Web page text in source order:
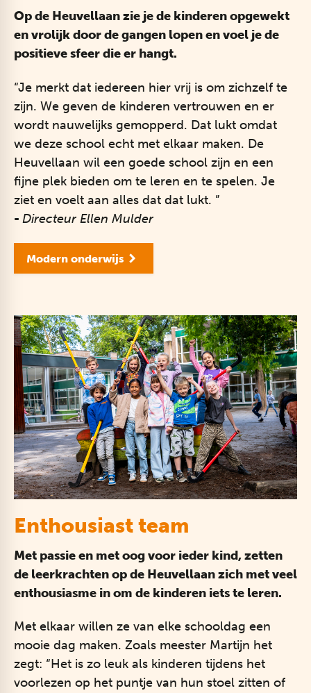
Op de Heuvellaan zie je de kinderen opgewekt
en vrolijk door de gangen lopen en voel je de
positieve sfeer die er hangt.
“Je merkt dat iedereen hier vrij is om zichzelf te
zijn. We geven de kinderen vertrouwen en er
wordt nauwelijks gemopperd. Dat lukt omdat
we deze school echt met elkaar maken. De
Heuvellaan wil een goede school zijn en een
fijne plek bieden om te leren en te spelen. Je
ziet en voelt aan alles dat dat lukt. ”
​- Directeur Ellen Mulder
Modern onderwijs
Enthousiast team
Met passie en met oog voor ieder kind, zetten
de leerkrachten op de Heuvellaan zich met veel
enthousiasme in om de kinderen iets te leren.
Met elkaar willen ze van elke schooldag een
mooie dag maken. Zoals meester Martijn het
zegt: “Het is zo leuk als kinderen tijdens het
voorlezen op het puntje van hun stoel zitten of